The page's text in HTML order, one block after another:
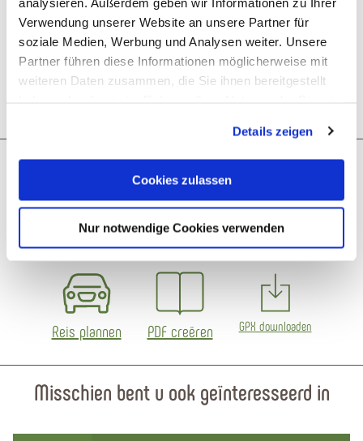
Verwendung unserer Website an unsere Partner für
soziale Medien, Werbung und Analysen weiter. Unsere
Partner führen diese Informationen möglicherweise mit
weiteren Daten zusammen, die Sie ihnen bereitgestellt
Cookies, wenn Sie unsere Webseite weiterhin nutzen.
Details zeigen
Cookies zulassen
Nur notwendige Cookies verwenden
Parkeren
Openbaar vervoer
Wat zou je als volgende willen
doen?
Reis plannen PDF creëren GPX downloaden
Misschien bent u ook geïnteresseerd in